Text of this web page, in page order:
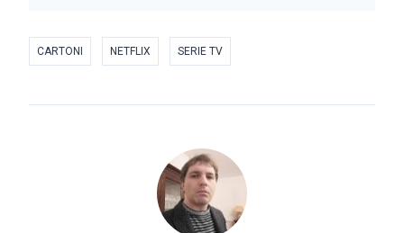
CARTONI NETFLIX SERIE TV